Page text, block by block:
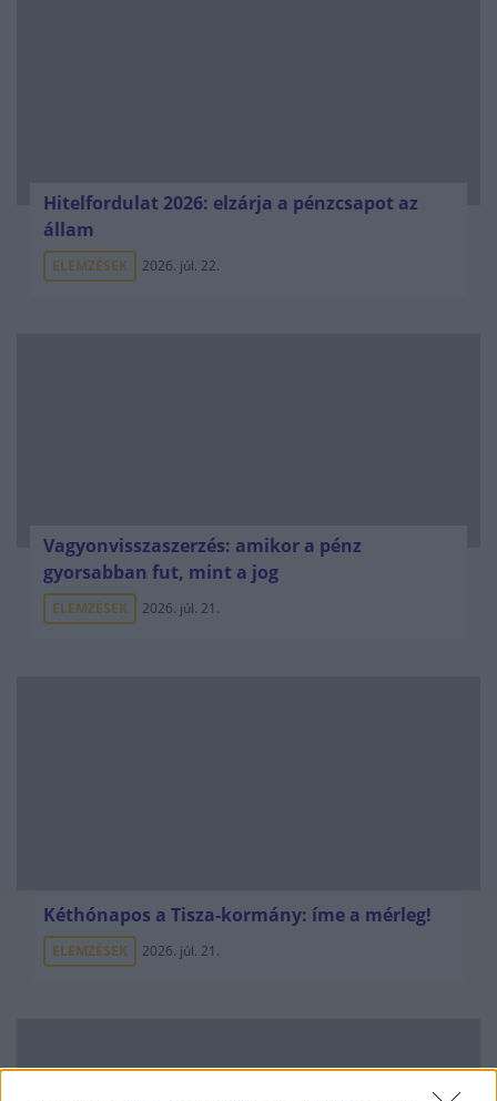
Hitelfordulat 2026: elzárja a pénzcsapot az
állam
ELEMZÉSEK 2026. júl. 22.
Vagyonvisszaszerzés: amikor a pénz
gyorsabban fut, mint a jog
ELEMZÉSEK 2026. júl. 21.
Kéthónapos a Tisza-kormány: íme a mérleg!
ELEMZÉSEK 2026. júl. 21.